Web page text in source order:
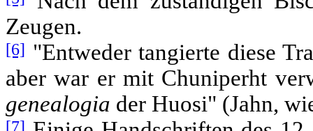
Zeugen.
[6] "Entweder tangierte diese
aber war er mit Chuniperht
genealogia der Huosi" (Jahn,
[7]